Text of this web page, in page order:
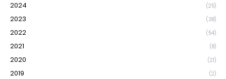
2024 (25)
2023 (38)
2022 (54)
2021 (8)
2020 (21)
2019 (2)